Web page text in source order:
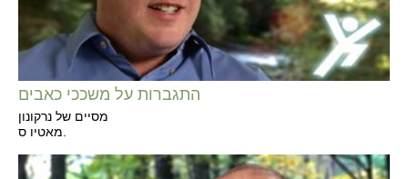
התגברות על משככי כאבים
מסיים של נרקונון